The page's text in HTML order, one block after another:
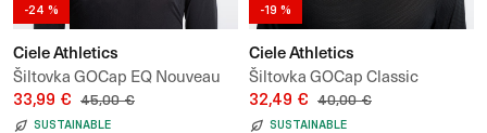
-24 %
Ciele Athletics
Šiltovka GOCap EQ Nouveau
33,99 € 45,00 €
SUSTAINABLE
-19 %
Ciele Athletics
Šiltovka GOCap Classic
Athletics
32,49 € 40,00 €
SUSTAINABLE